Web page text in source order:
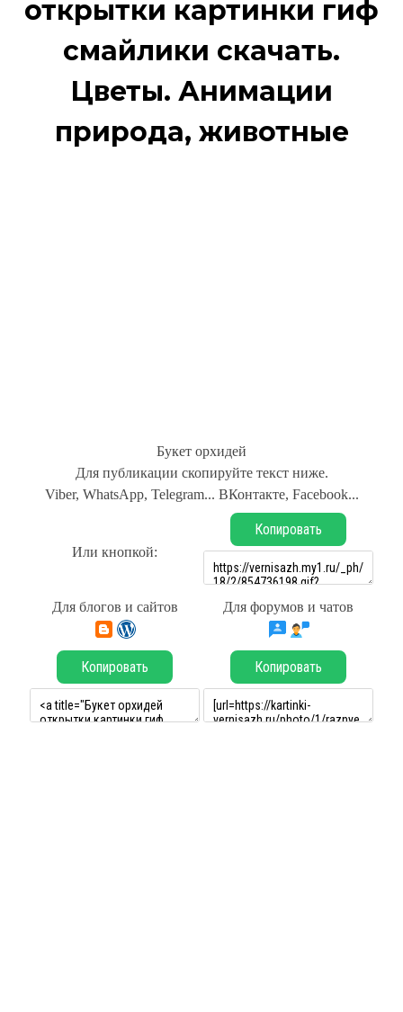
открытки картинки гиф
смайлики скачать.
Цветы. Анимации
природа, животные
Букет орхидей
Для публикации скопируйте текст ниже.
Viber, WhatsApp, Telegram... ВКонтакте, Facebook...
Или кнопкой:
Копировать
Для блогов и сайтов Для форумов и чатов
Копировать Копировать